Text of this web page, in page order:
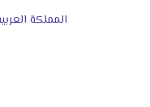
المملكة